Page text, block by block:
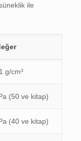
ile
g/cm³
(50 ve kitap)
(40 ve kitap)